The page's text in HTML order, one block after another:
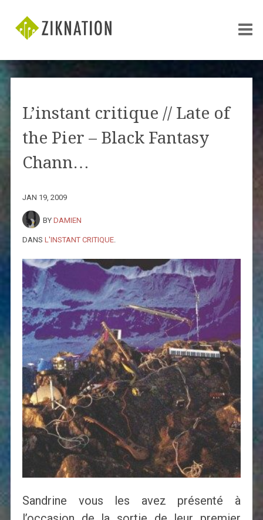
L’instant critique // Late of
the Pier – Black Fantasy
Chann…
JAN 19, 2009
BY DAMIEN
DANS L'INSTANT CRITIQUE.
Sandrine vous les avez présenté à